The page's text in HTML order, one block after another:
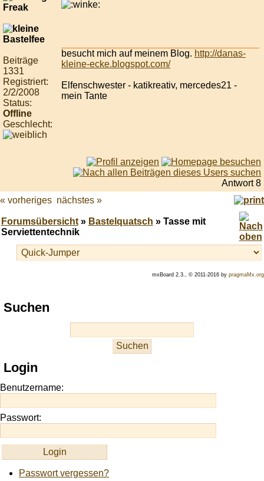
Beiträge
1331
Registriert:
2/2/2008
Status:
Offline
Geschlecht:
besucht mich auf meinem Blog. http://danas-
kleine-ecke.blogspot.com/
Elfenschwester - katikreativ, mercedes21 -
mein Tante
Antwort 8
« vorheriges nächstes »
Forumsübersicht» Bastelquatsch » Tasse mit
Serviettentechnik
mxBoard 2.3., © 2011-2016 by pragmaMx.org
Play
best
site
https://onlineslots.money/
Suchen
Login
Benutzername:
Passwort:
Passwort vergessen?